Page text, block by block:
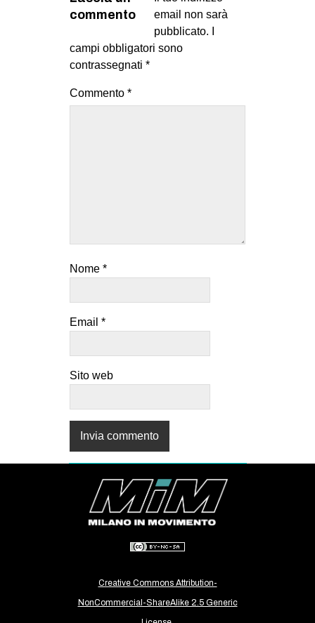
commento
email non sarà
pubblicato.
campi obbligatori sono
contrassegnati *
Commento *
Nome *
Email *
Sito web
Creative Commons Attribution-
NonCommercial-ShareAlike 2.5 Generic